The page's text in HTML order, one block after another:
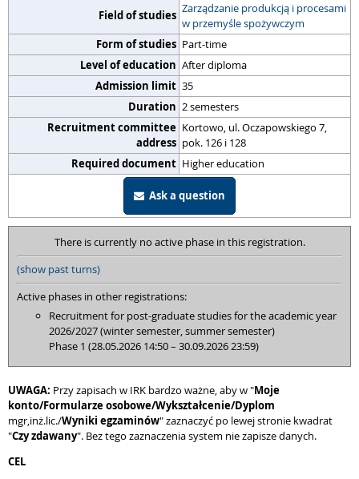
Field of studies Zarządzanie produkcją i procesami
w przemyśle spożywczym
Form of studies Part-time
Level of education After diploma
Admission limit 35
Duration 2 semesters
Recruitment committee
address
Kortowo, ul. Oczapowskiego 7,
pok. 126 i 128
Required document Higher education
Ask a question
There is currently no active phase in this registration.
(show past turns)
Active phases in other registrations:
Recruitment for post-graduate studies for the academic year
2026/2027 (winter semester, summer semester)
Phase 1 (28.05.2026 14:50 – 30.09.2026 23:59)
UWAGA: Przy zapisach w IRK bardzo ważne, aby w "Moje
konto/Formularze osobowe/Wykształcenie/Dyplom
mgr,inż.lic./Wyniki egzaminów" zaznaczyć po lewej stronie kwadrat
"Czy zdawany". Bez tego zaznaczenia system nie zapisze danych.
CEL